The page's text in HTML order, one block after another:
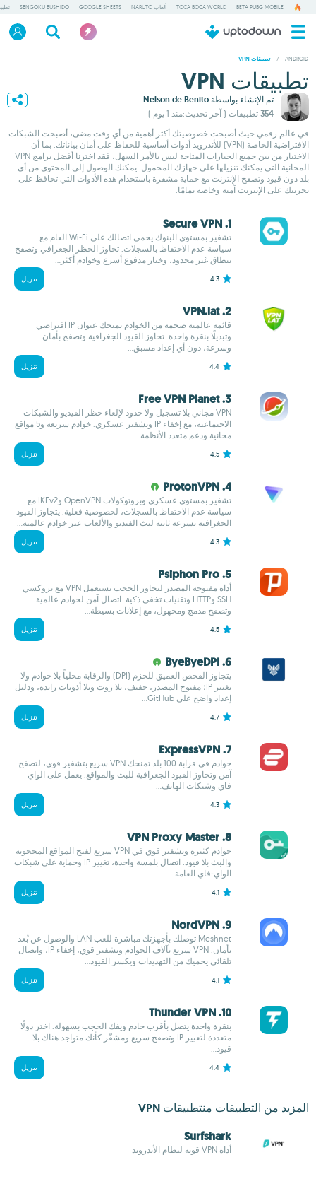
BETA PUBG MOBILE
TOCA BOCA WORLD ألعاب NARUTO GOOGLE SHEETS
SENGOKU BUSHIDO
ANDROID
/ تطبيقات VPN
تطبيقات VPN
تم الإنشاء بواسطة Nelson de Benito
354 تطبيقات
( آخر تحديث:منذ 1 يوم )
في عالم رقمي حيث أصبحت خصوصيتك أكثر أهمية من أي وقت مضى، أصبحت الشبكات
الافتراضية الخاصة (VPN) للأندرويد أدوات أساسية للحفاظ على أمان بياناتك. بما أن
الاختيار من بين جميع الخيارات المتاحة ليس بالأمر السهل، فقد اخترنا أفضل برامج VPN
المجانية التي يمكنك تنزيلها على جهازك المحمول. يمكنك الوصول إلى المحتوى من أي
بلد دون قيود وتصفح الإنترنت مع حماية مشفرة باستخدام هذه الأدوات التي تحافظ على
تجربتك على الإنترنت آمنة وخاصة تمامًا.
1. Secure VPN
تشفير بمستوى البنوك يحمي اتصالك على Wi‑Fi العام مع
سياسة عدم الاحتفاظ بالسجلات. تجاوز الحظر الجغرافي وتصفح
بنطاق غير محدود، وخيار مدفوع أسرع وخوادم أكثر...
4.3 تنزيل
2. VPN.lat
قائمة عالمية ضخمة من الخوادم تمنحك عنوان IP افتراضي
وتبديلًا بنقرة واحدة. تجاوز القيود الجغرافية وتصفح بأمان
وسرعة، دون أي إعداد مسبق...
4.4 تنزيل
3. Free VPN Planet
VPN مجاني بلا تسجيل ولا حدود لإلغاء حظر الفيديو والشبكات
الاجتماعية، مع إخفاء IP وتشفير عسكري. خوادم سريعة و5 مواقع
مجانية ودعم متعدد الأنظمة...
4.5 تنزيل
4. ProtonVPN
تشفير بمستوى عسكري وبروتوكولات OpenVPN وIKEv2 مع
سياسة عدم الاحتفاظ بالسجلات، لخصوصية فعلية. يتجاوز القيود
الجغرافية بسرعة ثابتة لبث الفيديو والألعاب عبر خوادم عالمية...
4.3 تنزيل
5. Psiphon Pro
أداة مفتوحة المصدر لتجاوز الحجب تستعمل VPN مع بروكسي
SSH وHTTP وتقنيات تخفي ذكية. اتصال آمن لخوادم عالمية
وتصفح مدمج ومجهول، مع إعلانات بسيطة...
4.5 تنزيل
6. ByeByeDPI
يتجاوز الفحص العميق للحزم (DPI) والرقابة محلياً بلا خوادم ولا
تغيير IP؛ مفتوح المصدر، خفيف، بلا روت وبلا أذونات زايدة، ودليل
إعداد واضح على GitHub...
4.7 تنزيل
7. ExpressVPN
خوادم في قرابة 100 بلد تمنحك VPN سريع بتشفير قوي، لتصفح
آمن وتجاوز القيود الجغرافية للبث والمواقع. يعمل على الواي
فاي وشبكات الهاتف...
4.3 تنزيل
8. VPN Proxy Master
خوادم كثيرة وتشفير قوي في VPN سريع لفتح المواقع المحجوبة
والبث بلا قيود. اتصال بلمسة واحدة، تغيير IP وحماية على شبكات
الواي‑فاي العامة...
4.1 تنزيل
9. NordVPN
Meshnet توصلك بأجهزتك مباشرة للعب LAN والوصول عن بُعد
بأمان. VPN سريع بآلاف الخوادم وتشفير قوي، إخفاء IP، واتصال
تلقائي يحميك من التهديدات ويكسر القيود...
4.1 تنزيل
10. Thunder VPN
بنقرة واحدة يتصل بأقرب خادم ويفك الحجب بسهولة. اختر دولًا
متعددة لتغيير IP وتصفح سريع ومشفّر كأنك متواجد هناك بلا
قيود...
4.4 تنزيل
المزيد من التطبيقات منتطبيقات VPN
Surfshark
أداة VPN قوية لنظام الأندرويد